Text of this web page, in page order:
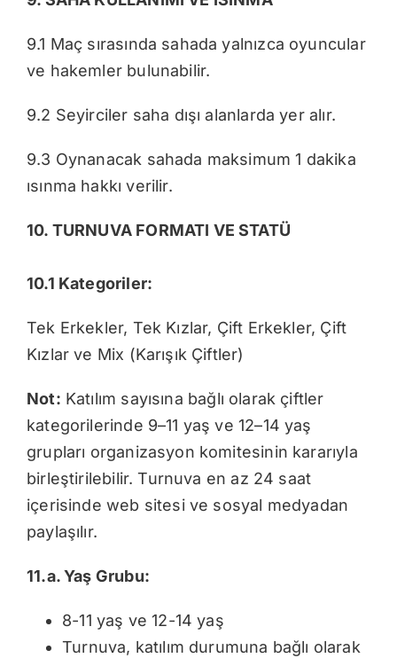
9.1 Maç sırasında sahada yalnızca oyuncular
ve hakemler bulunabilir.
9.2 Seyirciler saha dışı alanlarda yer alır.
9.3 Oynanacak sahada maksimum 1 dakika
ısınma hakkı verilir.
10. TURNUVA FORMATI VE STATÜ
10.1 Kategoriler:
Tek Erkekler, Tek Kızlar, Çift Erkekler, Çift
Kızlar ve Mix (Karışık Çiftler)
Not: Katılım sayısına bağlı olarak çiftler
kategorilerinde 9–11 yaş ve 12–14 yaş
grupları organizasyon komitesinin kararıyla
birleştirilebilir. Turnuva en az 24 saat
içerisinde web sitesi ve sosyal medyadan
paylaşılır.
11.a. Yaş Grubu:
8-11 yaş ve 12-14 yaş
Turnuva, katılım durumuna bağlı olarak